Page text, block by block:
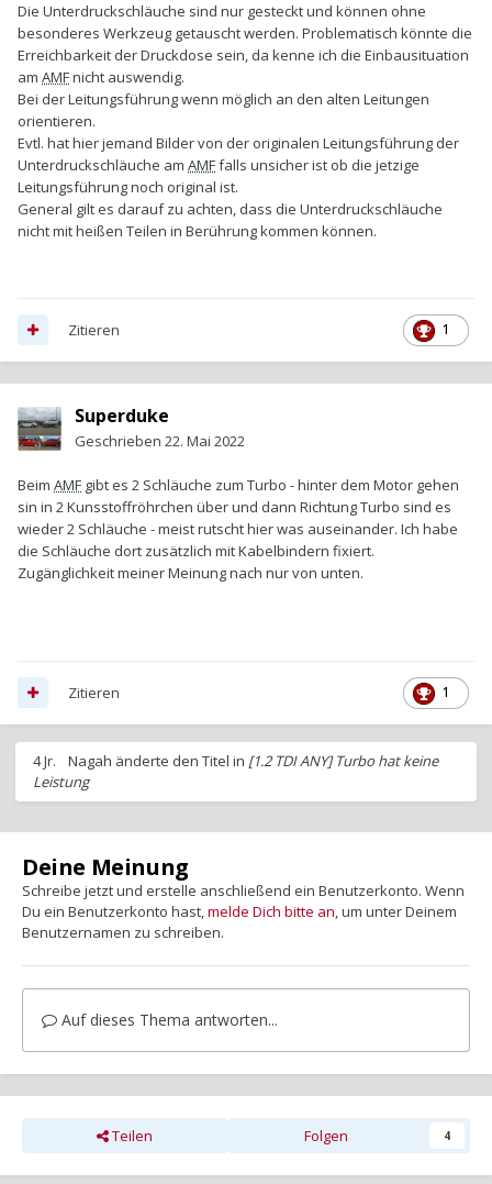
Die Unterdruckschläuche sind nur gesteckt und können ohne
besonderes Werkzeug getauscht werden. Problematisch könnte die
Erreichbarkeit der Druckdose sein, da kenne ich die Einbausituation
am AMFnicht auswendig.
Bei der Leitungsführung wenn möglich an den alten Leitungen
orientieren.
Evtl. hat hier jemand Bilder von der originalen Leitungsführung der
Unterdruckschläuche am AMFfalls unsicher ist ob die jetzige
Leitungsführung noch original ist.
General gilt es darauf zu achten, dass die Unterdruckschläuche
nicht mit heißen Teilen in Berührung kommen können.
1
Zitieren
Superduke
Geschrieben 22. Mai 2022
Beim AMF gibt es 2 Schläuche zum Turbo - hinter dem Motor gehen
sin in 2 Kunsstoffröhrchen über und dann Richtung Turbo sind es
wieder 2 Schläuche - meist rutscht hier was auseinander. Ich habe
die Schläuche dort zusätzlich mit Kabelbindern fixiert.
Zugänglichkeit meiner Meinung nach nur von unten.
1
Zitieren
4 Jr. Nagah änderte den Titel in [1.2 TDI ANY] Turbo hat keine
Leistung
Deine Meinung
Schreibe jetzt und erstelle anschließend ein Benutzerkonto. Wenn
Du ein Benutzerkonto hast,melde Dich bitte an, um unter Deinem
Benutzernamen zu schreiben.
Auf dieses Thema antworten...
Teilen Folgen 4